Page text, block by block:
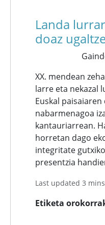
Landa
doaz
XX. mendean
larre eta nekazal
Euskal
nabarmenagoa
kantauriarrean.
horretan dago
integritate
presentzia
Last updated 3
Etiketa